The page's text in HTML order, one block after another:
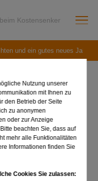
Nutzung unserer
mit Ihnen zu
den Betrieb der Seite
zu anonymen
oder zur Anzeige
beachten Sie, dass auf
mehr alle Funktionalitäten
Informationen finden Sie
Cookies Sie zulassen:
Kostensenker
und ein gutes neues Jahr!
und
Jahr!